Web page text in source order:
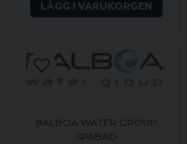
LÄGG I VARUKORGEN
BALBOA WATER GROUP
SPABAD